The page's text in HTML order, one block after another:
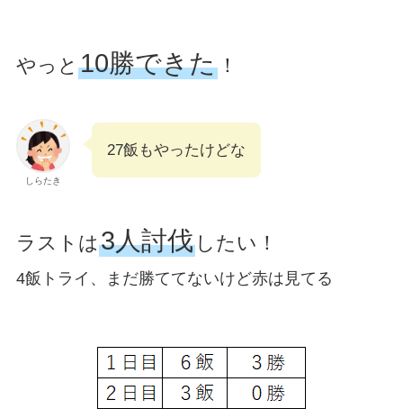
やっと 10勝できた！
しらたき
27飯もやったけどな
ラストは3人討伐したい！
4飯トライ、まだ勝ててないけど赤は見てる